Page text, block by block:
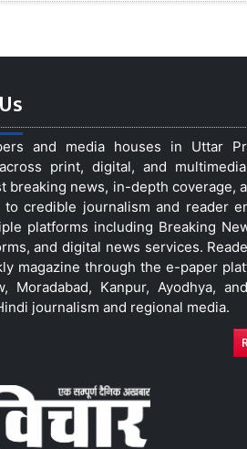
and media houses in Uttar
print, digital, and
news, in-depth coverage,
credible journalism and reader
platforms including Breaking
and digital news services.
magazine through the e-paper
Kanpur, Ayodhya,
journalism and regional media.